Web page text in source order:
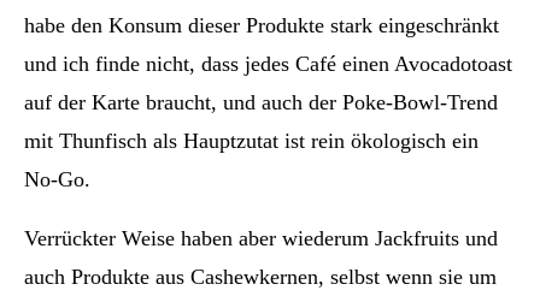
habe den Konsum dieser Produkte stark eingeschränkt
und ich finde nicht, dass jedes Café einen Avocadotoast
auf der Karte braucht, und auch der Poke-Bowl-Trend
mit Thunfisch als Hauptzutat ist rein ökologisch ein
No-Go.
Verrückter Weise haben aber wiederum Jackfruits und
auch Produkte aus Cashewkernen, selbst wenn sie um